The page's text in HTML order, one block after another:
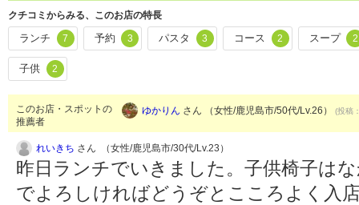
クチコミからみる、このお店の特長
ランチ 7 予約 3 パスタ 3 コース 2 スープ 2
子供 2
このお店・スポットの
推薦者
ゆかりん さん （女性/鹿児島市/50代/Lv.26） (投稿
れいきち さん （女性/鹿児島市/30代/Lv.23）
昨日ランチでいきました。子供椅子は
でよろしければどうぞとこころよく入